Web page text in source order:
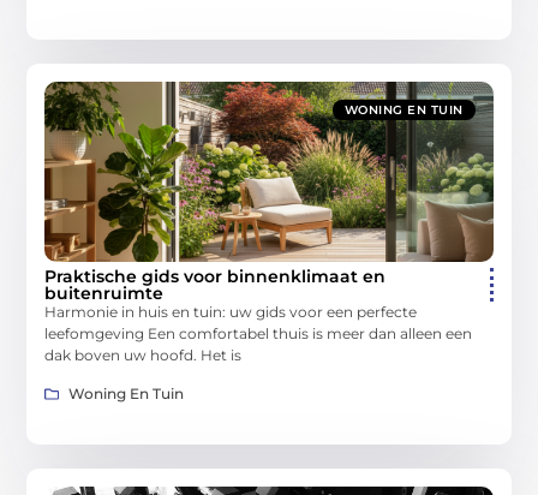
WONING EN TUIN
Praktische gids voor binnenklimaat en
buitenruimte
Harmonie in huis en tuin: uw gids voor een perfecte
leefomgeving Een comfortabel thuis is meer dan alleen een
dak boven uw hoofd. Het is
Woning En Tuin